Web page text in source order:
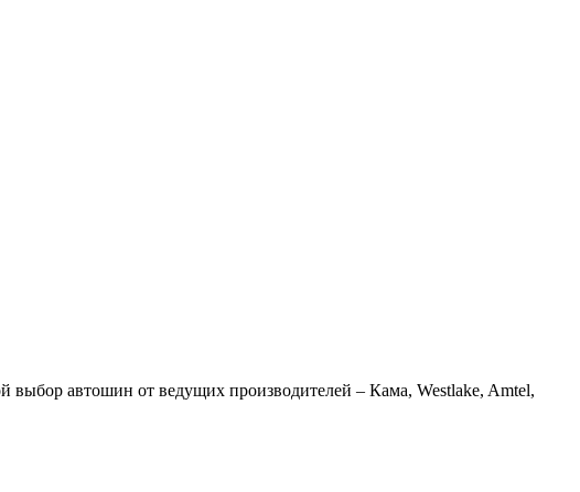
автошин от ведущих производителей – Кама, Westlake, Amtel,